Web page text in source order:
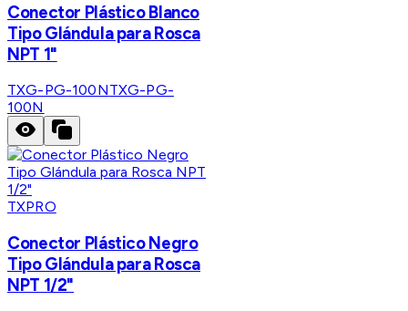
Conector Plástico Blanco
Tipo Glándula para Rosca
NPT 1"
TXG-PG-100NTXG-PG-
100N
TXPRO
Conector Plástico Negro
Tipo Glándula para Rosca
NPT 1/2"